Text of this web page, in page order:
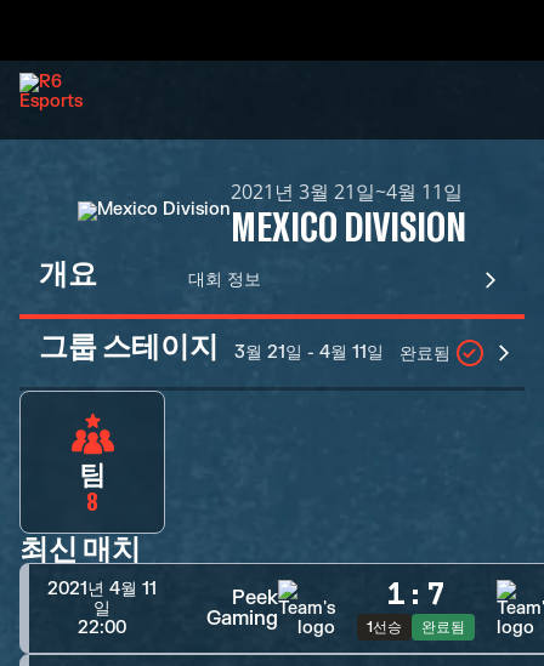
2021년 3월 21일~4월 11일
MEXICO DIVISION
개요 대회 정보
그룹 스테이지 3월 21일 - 4월 11일 완료됨
팀
8
최신 매치
2021년 4월 11
일
22:00
Peek
Gaming
1 : 7
1선승 완료됨